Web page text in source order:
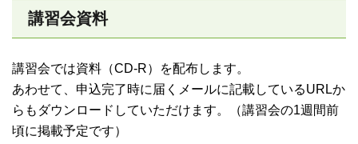
講習会資料
講習会では資料（CD-R）を配布します。
あわせて、申込完了時に届くメールに記載しているURLか
らもダウンロードしていただけます。（講習会の1週間前
頃に掲載予定です）